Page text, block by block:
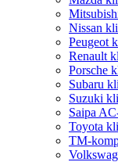
Nissan
Peugeot
Renault
Porsche
Subaru
Suzuki
Saipa
Toyota
TM-